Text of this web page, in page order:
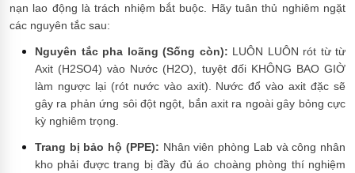
nạn lao động là trách nhiệm bắt buộc. Hãy tuân thủ nghiêm ngặt
các nguyên tắc sau:
Nguyên tắc pha loãng (Sống còn): LUÔN LUÔN rót từ từ
Axit (H2SO4) vào Nước (H2O), tuyệt đối KHÔNG BAO GIỜ
làm ngược lại (rót nước vào axit). Nước đổ vào axit đặc sẽ
gây ra phản ứng sôi đột ngột, bắn axit ra ngoài gây bỏng cực
kỳ nghiêm trọng.
Trang bị bảo hộ (PPE): Nhân viên phòng Lab và công nhân
kho phải được trang bị đầy đủ áo choàng phòng thí nghiệm